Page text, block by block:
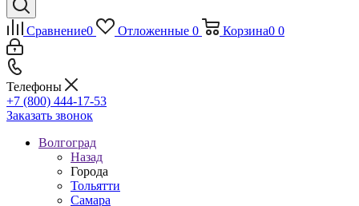
Сравнение0 Отложенные 0 Корзина0 0
Телефоны
+7 (800) 444-17-53
Заказать звонок
Волгоград
Назад
Города
Тольятти
Самара